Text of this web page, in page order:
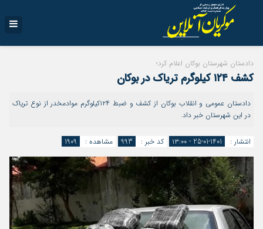
دادستان شهرستان بوکان اعلام کرد؛
کشف ۱۲۴ کیلوگرم تریاک در بوکان
دادستان عمومی و انقلاب بوکان از کشف و ضبط ۱۲۴کیلوگرم موادمخدر از نوع تریاک
در این شهرستان خبر داد.
انتشار : 1401-01-25 - ۱۳:۰۰ کد خبر : 993 مشاهده : 1909